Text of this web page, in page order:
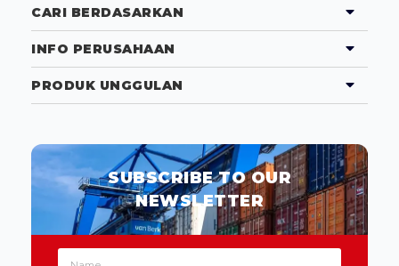
CARI BERDASARKAN
INFO PERUSAHAAN
PRODUK UNGGULAN
SUBSCRIBE TO OUR
NEWSLETTER